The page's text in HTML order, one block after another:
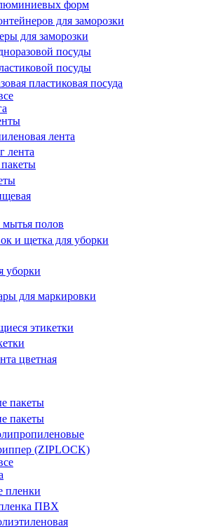
форм
для заморозки
для заморозки
посуды
посуды
пластиковая посуда
лента
лента
мытья полов
и щетка для уборки
уборки
для маркировки
этикетки
цветная
пакеты
пакеты
(ZIPLOCK)
пленки
ПВХ